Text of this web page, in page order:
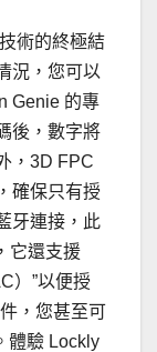
術的終極結
況，您可以
Genie 的專
後，數字將
，3D FPC
確保只有授
牙連接，此
它還支援
）”以便授
，您甚至可
體驗 Lockly